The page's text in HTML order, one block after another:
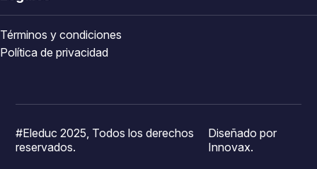
Términos y condiciones
Política de privacidad
#Eleduc 2025, Todos los derechos
reservados.
Diseñado por
Innovax.